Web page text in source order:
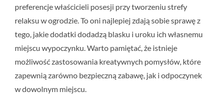
preferencje właścicieli posesji przy tworzeniu strefy
relaksu w ogrodzie. To oni najlepiej zdają sobie sprawę z
tego, jakie dodatki dodadzą blasku i uroku ich własnemu
miejscu wypoczynku. Warto pamiętać, że istnieje
możliwość zastosowania kreatywnych pomysłów, które
zapewnią zarówno bezpieczną zabawę, jak i odpoczynek
w dowolnym miejscu.